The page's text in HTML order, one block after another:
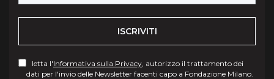
ISCRIVITI
letta l'Informativa sulla Privacy, autorizzo il trattamento dei
dati per l'invio delle Newsletter facenti capo a Fondazione Milano.